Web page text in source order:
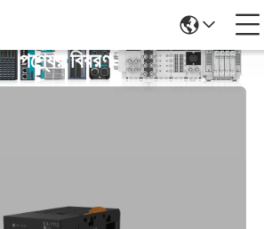
পণ্যের বিবরণ